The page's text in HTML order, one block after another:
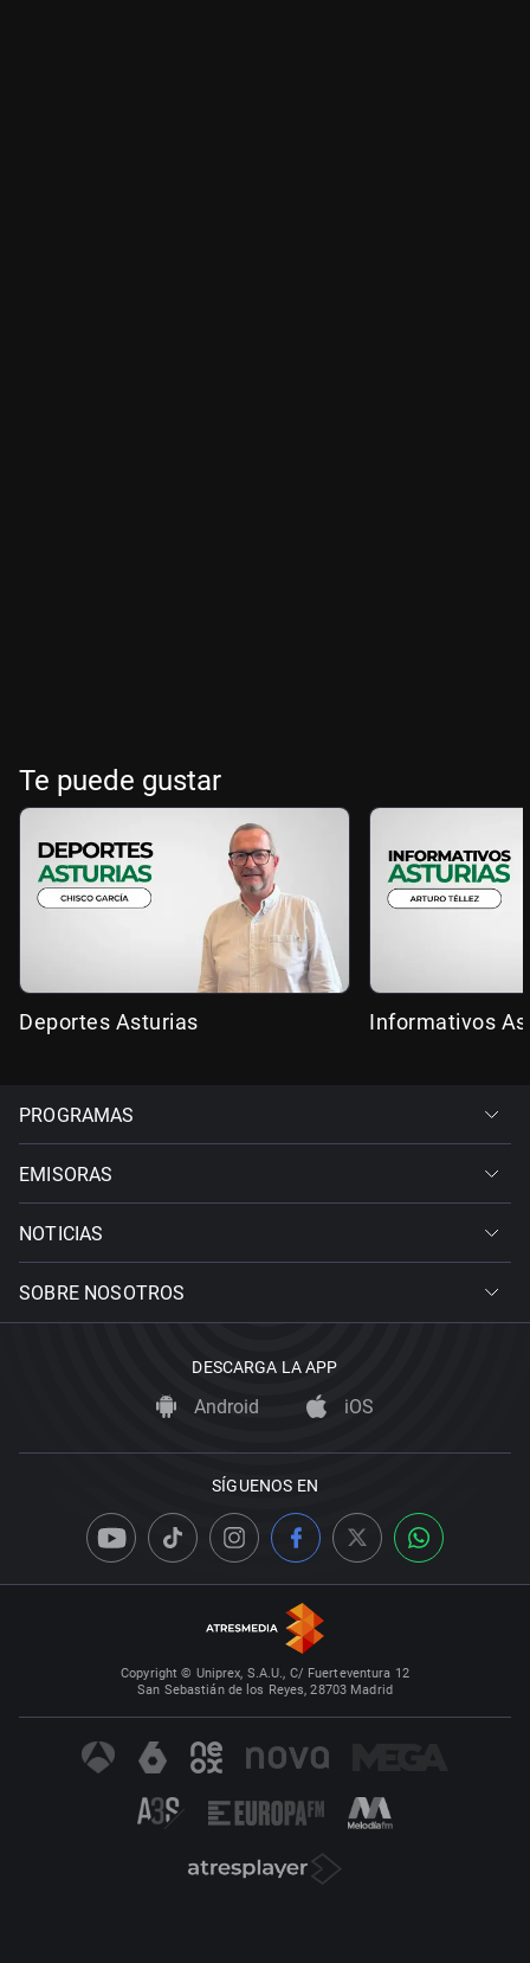
Te puede gustar
Deportes Asturias Informativos
PROGRAMAS
EMISORAS
NOTICIAS
SOBRE NOSOTROS
DESCARGA LA APP
Android iOS
SÍGUENOS EN
Copyright © Uniprex, S.A.U., C/ Fuerteventura 12
San Sebastián de los Reyes, 28703 Madrid